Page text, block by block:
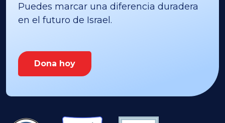
Puedes marcar una diferencia duradera
en el futuro de Israel.
Dona hoy